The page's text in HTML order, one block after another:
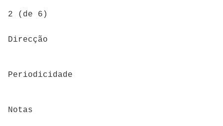
2 (de 6)
Direcção
Periodicidade
Notas